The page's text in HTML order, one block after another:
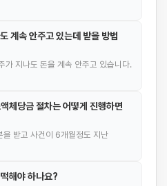
계속 안주고 있는데 받을 방법
가 지나도 돈을 계속 안주고 있습니다.
체당금 절차는 어떻게 진행하면
을 받고 사건이 6개월정도 지난
해야 하나요?